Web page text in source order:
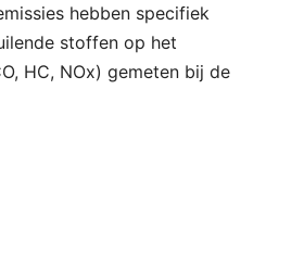
hebben specifiek
stoffen op het
HC, NOx) gemeten bij de